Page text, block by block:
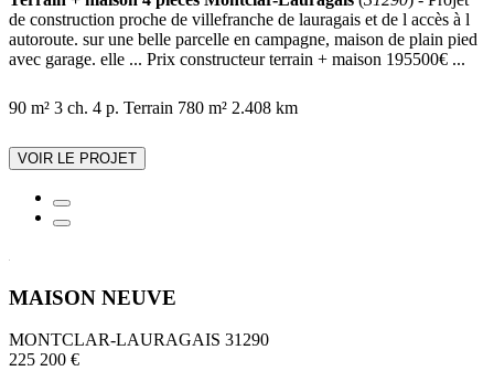
de construction proche de villefranche de lauragais et de l accès à l
autoroute. sur une belle parcelle en campagne, maison de plain pied
avec garage. elle ... Prix constructeur terrain + maison 195500€ ...
90 m² 3 ch. 4 p. Terrain 780 m² 2.408 km
VOIR LE PROJET
MAISON NEUVE
MONTCLAR-LAURAGAIS 31290
225 200 €